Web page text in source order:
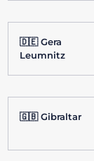
🇩🇪 Gera
Leumnitz
🇬🇧 Gibraltar